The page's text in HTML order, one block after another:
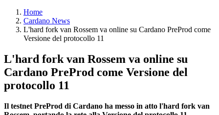
Home
Cardano News
L'hard fork van Rossem va online su Cardano PreProd come
Versione del protocollo 11
L'hard fork van Rossem va online su
Cardano PreProd come Versione del
protocollo 11
Il testnet PreProd di Cardano ha messo in atto l'hard fork van